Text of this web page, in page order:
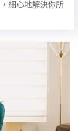
細心地解決你所